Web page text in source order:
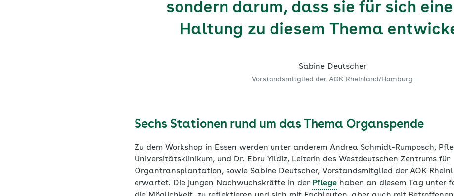
sondern darum, dass sie für sich
Haltung zu diesem Thema
Sabine Deutscher
Vorstandsmitglied der AOK Rheinland/Hamburg
Sechs Stationen rund um das Thema Organspende
Zu dem Workshop in Essen werden unter anderem Andrea Schmidt-Rumposch,
Universitätsklinikum, und Dr. Ebru Yildiz, Leiterin des Westdeutschen Zentrums für
Organtransplantation, sowie Sabine Deutscher, Vorstandsmitglied der AOK
erwartet. Die jungen Nachwuchskräfte in der Pflege haben an diesem Tag unter